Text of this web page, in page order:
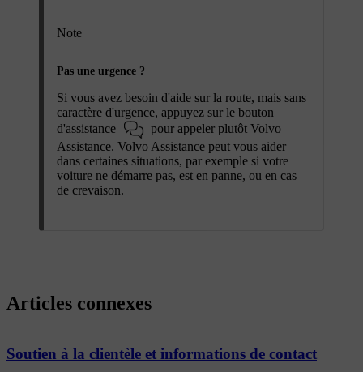
Note
Pas une urgence ?
Si vous avez besoin d'aide sur la route, mais sans
caractère d'urgence, appuyez sur le bouton
d'assistance
pour appeler plutôt Volvo
Assistance. Volvo Assistance peut vous aider
dans certaines situations, par exemple si votre
voiture ne démarre pas, est en panne, ou en cas
de crevaison.
Articles connexes
Soutien à la clientèle et informations de contact